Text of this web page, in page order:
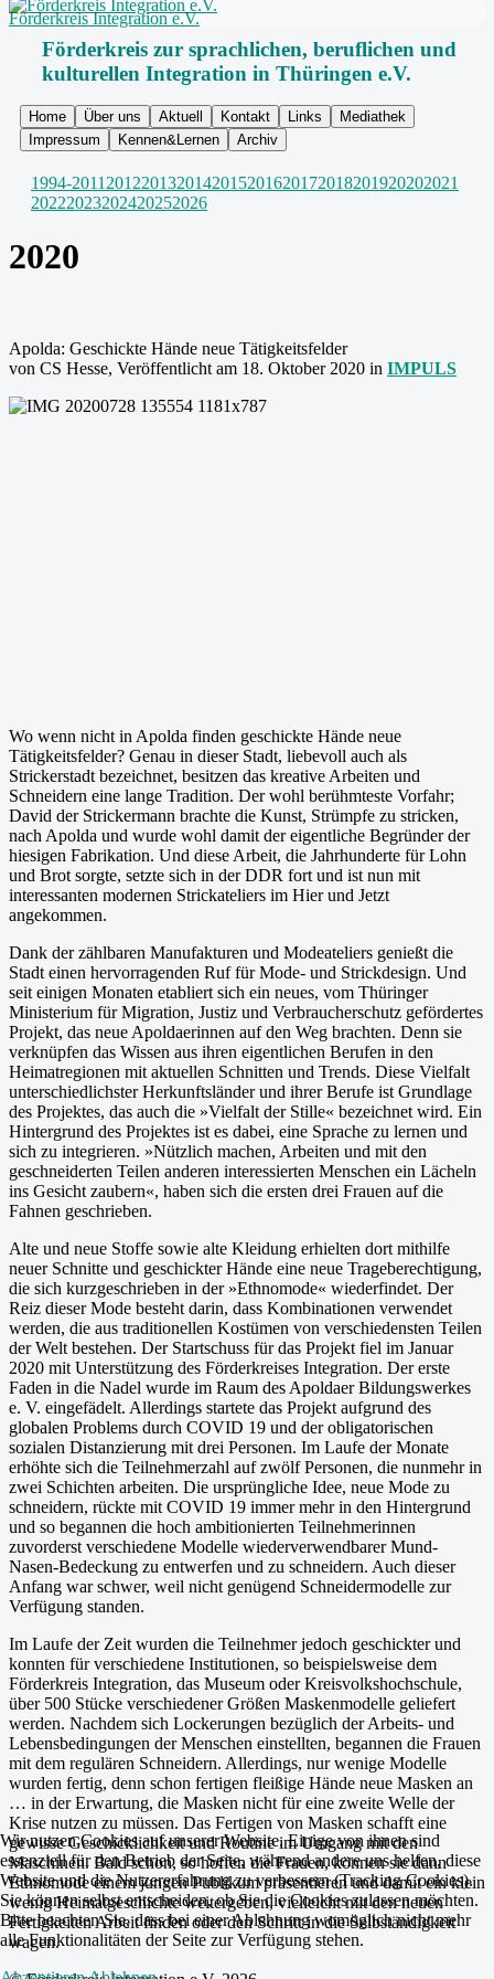
Förderkreis Integration e.V.
Förderkreis zur sprachlichen, beruflichen und
kulturellen Integration in Thüringen e.V.
Home Über uns Aktuell Kontakt Links
Mediathek
Impressum
Kennen&Lernen Archiv
1994-2011 2012201320142015201620172018201920202021
20222023202420252026
2020
Apolda: Geschickte Hände neue Tätigkeitsfelder
von CS Hesse, Veröffentlicht am 18. Oktober 2020 in IMPULS
Wo wenn nicht in Apolda finden geschickte Hände neue
Tätigkeitsfelder? Genau in dieser Stadt, liebevoll auch als
Strickerstadt bezeichnet, besitzen das kreative Arbeiten und
Schneidern eine lange Tradition. Der wohl berühmteste Vorfahr;
David der Strickermann brachte die Kunst, Strümpfe zu stricken,
nach Apolda und wurde wohl damit der eigentliche Begründer der
hiesigen Fabrikation. Und diese Arbeit, die Jahrhunderte für Lohn
und Brot sorgte, setzte sich in der DDR fort und ist nun mit
interessanten modernen Strickateliers im Hier und Jetzt
angekommen.
Dank der zählbaren Manufakturen und Modeateliers genießt die
Stadt einen hervorragenden Ruf für Mode- und Strickdesign. Und
seit einigen Monaten etabliert sich ein neues, vom Thüringer
Ministerium für Migration, Justiz und Verbraucherschutz gefördertes
Projekt, das neue Apoldaerinnen auf den Weg brachten. Denn sie
verknüpfen das Wissen aus ihren eigentlichen Berufen in den
Heimatregionen mit aktuellen Schnitten und Trends. Diese Vielfalt
unterschiedlichster Herkunftsländer und ihrer Berufe ist Grundlage
des Projektes, das auch die »Vielfalt der Stille« bezeichnet wird. Ein
Hintergrund des Projektes ist es dabei, eine Sprache zu lernen und
sich zu integrieren. »Nützlich machen, Arbeiten und mit den
geschneiderten Teilen anderen interessierten Menschen ein Lächeln
ins Gesicht zaubern«, haben sich die ersten drei Frauen auf die
Fahnen geschrieben.
Alte und neue Stoffe sowie alte Kleidung erhielten dort mithilfe
neuer Schnitte und geschickter Hände eine neue Trageberechtigung,
die sich kurzgeschrieben in der »Ethnomode« wiederfindet. Der
Reiz dieser Mode besteht darin, dass Kombinationen verwendet
werden, die aus traditionellen Kostümen von verschiedensten Teilen
der Welt bestehen. Der Startschuss für das Projekt fiel im Januar
2020 mit Unterstützung des Förderkreises Integration. Der erste
Faden in die Nadel wurde im Raum des Apoldaer Bildungswerkes
e. V. eingefädelt. Allerdings startete das Projekt aufgrund des
globalen Problems durch COVID 19 und der obligatorischen
sozialen Distanzierung mit drei Personen. Im Laufe der Monate
erhöhte sich die Teilnehmerzahl auf zwölf Personen, die nunmehr in
zwei Schichten arbeiten. Die ursprüngliche Idee, neue Mode zu
schneidern, rückte mit COVID 19 immer mehr in den Hintergrund
und so begannen die hoch ambitionierten Teilnehmerinnen
zuvorderst verschiedene Modelle wiederverwendbarer Mund-
Nasen-Bedeckung zu entwerfen und zu schneidern. Auch dieser
Anfang war schwer, weil nicht genügend Schneidermodelle zur
Verfügung standen.
Im Laufe der Zeit wurden die Teilnehmer jedoch geschickter und
konnten für verschiedene Institutionen, so beispielsweise dem
Förderkreis Integration, das Museum oder Kreisvolkshochschule,
über 500 Stücke verschiedener Größen Maskenmodelle geliefert
werden. Nachdem sich Lockerungen bezüglich der Arbeits- und
Lebensbedingungen der Menschen einstellten, begannen die Frauen
mit dem regulären Schneidern. Allerdings, nur wenige Modelle
wurden fertig, denn schon fertigen fleißige Hände neue Masken an
… in der Erwartung, die Masken nicht für eine zweite Welle der
Krise nutzen zu müssen. Das Fertigen von Masken schafft eine
gewisse Geschicklichkeit und Routine im Umgang mit den
Maschinen. Bald schon, so hoffen die Frauen, können sie dann
Ethnomode einem jungen Publikum präsentieren und damit ein klein
wenig Heimatgeschichte weitergeben, vielleicht mit den neuen
Fertigkeiten Arbeit finden oder den Schritt in die Selbständigkeit
wagen.
Wir nutzen Cookies auf unserer Website. Einige von ihnen sind
essenziell für den Betrieb der Seite, während andere uns helfen, diese
Website und die Nutzererfahrung zu verbessern (Tracking Cookies).
Sie können selbst entscheiden, ob Sie die Cookies zulassen möchten.
Bitte beachten Sie, dass bei einer Ablehnung womöglich nicht mehr
alle Funktionalitäten der Seite zur Verfügung stehen.